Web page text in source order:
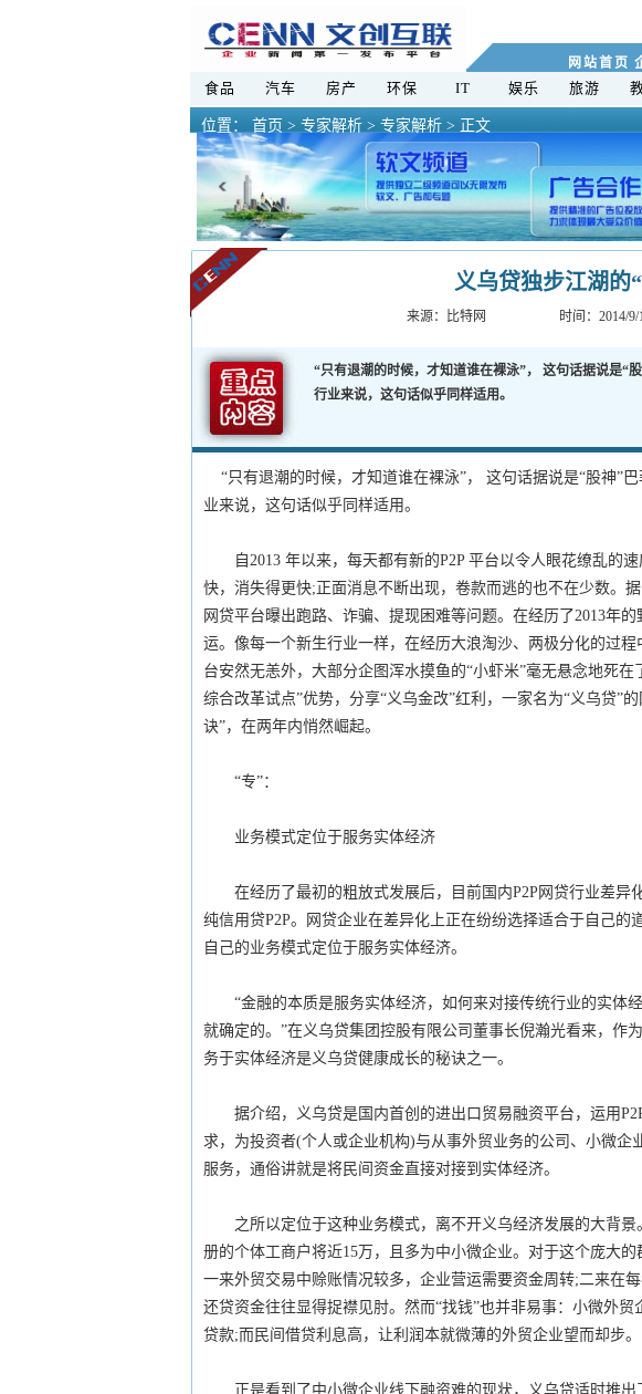
网站首页
食品 汽车 房产 环保 IT 娱乐 旅游
位置： 首页 > 专家解析 > 专家解析 > 正文
义乌贷独步江湖的
来源： 比特网 时间：2014/
“只有退潮的时候，才知道谁在裸泳”， 这句话据说是“
行业来说，这句话似乎同样适用。
“只有退潮的时候，才知道谁在裸泳”， 这句话据说是“股神”
业来说，这句话似乎同样适用。
自2013 年以来，每天都有新的P2P 平台以令人眼花缭乱的
快，消失得更快;正面消息不断出现，卷款而逃的也不在少数。
网贷平台曝出跑路、诈骗、提现困难等问题。在经历了2013年
运。像每一个新生行业一样，在经历大浪淘沙、两极分化的过
台安然无恙外，大部分企图浑水摸鱼的“小虾米”毫无悬念地死
综合改革试点”优势，分享“义乌金改”红利，一家名为“义乌贷”
诀”，在两年内悄然崛起。
“专”：
业务模式定位于服务实体经济
在经历了最初的粗放式发展后，目前国内P2P网贷行业差异
纯信用贷P2P。网贷企业在差异化上正在纷纷选择适合于自己的
自己的业务模式定位于服务实体经济。
“金融的本质是服务实体经济，如何来对接传统行业的实体
就确定的。”在义乌贷集团控股有限公司董事长倪瀚光看来，作
务于实体经济是义乌贷健康成长的秘诀之一。
据介绍，义乌贷是国内首创的进出口贸易融资平台，运用
求，为投资者(个人或企业机构)与从事外贸业务的公司、小微
服务，通俗讲就是将民间资金直接对接到实体经济。
之所以定位于这种业务模式，离不开义乌经济发展的大背景
册的个体工商户将近15万，且多为中小微企业。对于这个庞大的
一来外贸交易中赊账情况较多，企业营运需要资金周转;二来在
还贷资金往往显得捉襟见肘。然而“找钱”也并非易事：小微外
贷款;而民间借贷利息高，让利润本就微薄的外贸企业望而却步。
正是看到了中小微企业线下融资难的现状，义乌贷适时推出